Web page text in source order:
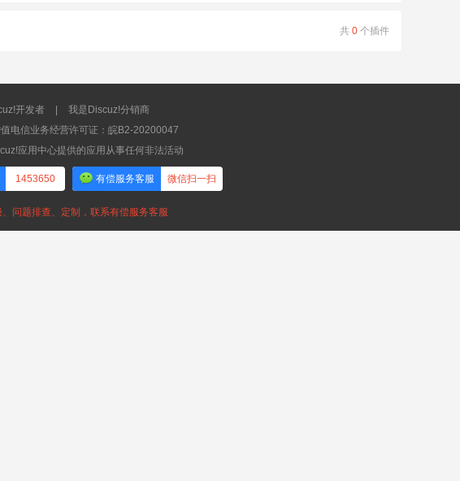
共 0 个插件
开发者
我是Discuz!分销商
电信业务经营许可证：皖B2-20200047
应用中心提供的应用从事任何非法活动
1453650 有偿服务客服 微信扫一扫
问题排查、定制，联系有偿服务客服